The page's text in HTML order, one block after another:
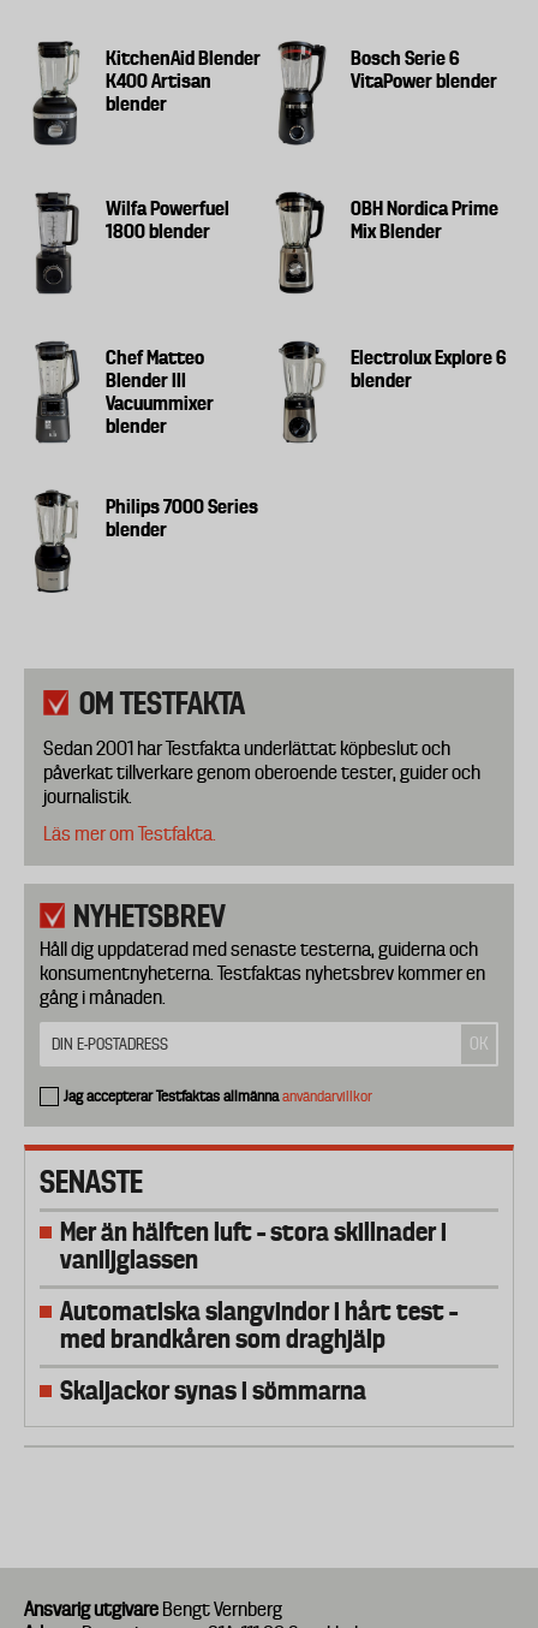
KitchenAid Blender
K400 Artisan
blender
Bosch Serie 6
VitaPower blender
Wilfa Powerfuel
1800 blender
OBH Nordica Prime
Mix Blender
Chef Matteo
Blender III
Vacuummixer
blender
Electrolux Explore 6
blender
Philips 7000 Series
blender
OM TESTFAKTA
Sedan 2001 har Testfakta underlättat köpbeslut och
påverkat tillverkare genom oberoende tester, guider och
journalistik.
Läs mer om Testfakta.
NYHETSBREV
Håll dig uppdaterad med senaste testerna, guiderna och
konsumentnyheterna. Testfaktas nyhetsbrev kommer en
gång i månaden.
Jag accepterar Testfaktas allmännaanvändarvillkor
SENASTE
Mer än hälften luft – stora skillnader i
vaniljglassen
Automatiska slangvindor i hårt test –
med brandkåren som draghjälp
Skaljackor synas i sömmarna
Ansvarig utgivare Bengt Vernberg